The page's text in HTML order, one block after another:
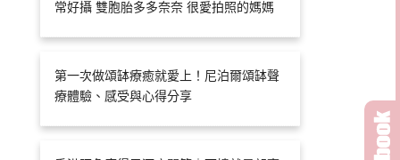
常好攝 雙胞胎多多奈奈 很愛拍照的媽媽
第一次做頌缽療癒就愛上！尼泊爾頌缽聲
療體驗、感受與心得分享